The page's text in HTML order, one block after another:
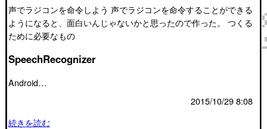
声でラジコンを命令しよう 声でラジコンを命令することができる
ようになると、面白いんじゃないかと思ったので作った。 つくる
ために必要なもの
SpeechRecognizer
Android…
2015/10/29 8:08
続きを読む